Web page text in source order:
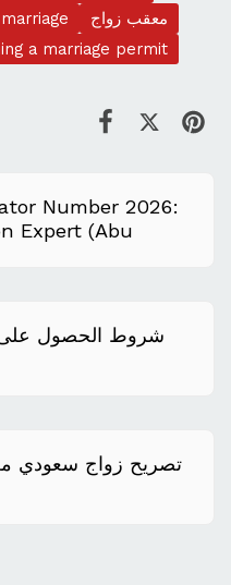
marriage
معقب زواج
a marriage permit
Number 2026:
Expert (Abu